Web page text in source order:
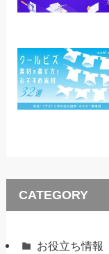
CATEGORY
お役立ち情報